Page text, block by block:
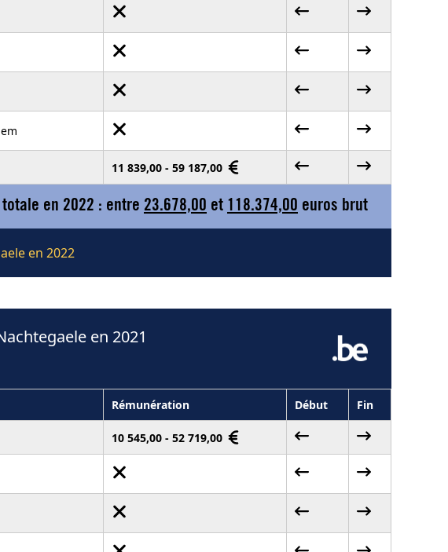
11 839,00 - 59 187,00
en 2022 : entre 23.678,00 et 118.374,00 euros brut
en 2022
en 2021
Rémunération Début Fin
10 545,00 - 52 719,00